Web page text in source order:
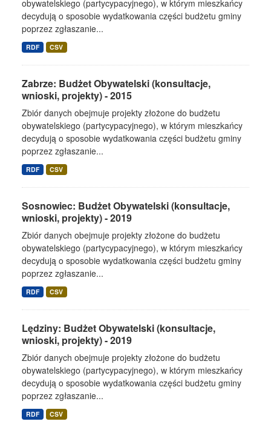
obywatelskiego (partycypacyjnego), w którym mieszkańcy
decydują o sposobie wydatkowania części budżetu gminy
poprzez zgłaszanie...
RDF CSV
Zabrze: Budżet Obywatelski (konsultacje,
wnioski, projekty) - 2015
Zbiór danych obejmuje projekty złożone do budżetu
obywatelskiego (partycypacyjnego), w którym mieszkańcy
decydują o sposobie wydatkowania części budżetu gminy
poprzez zgłaszanie...
RDF CSV
Sosnowiec: Budżet Obywatelski (konsultacje,
wnioski, projekty) - 2019
Zbiór danych obejmuje projekty złożone do budżetu
obywatelskiego (partycypacyjnego), w którym mieszkańcy
decydują o sposobie wydatkowania części budżetu gminy
poprzez zgłaszanie...
RDF CSV
Lędziny: Budżet Obywatelski (konsultacje,
wnioski, projekty) - 2019
Zbiór danych obejmuje projekty złożone do budżetu
obywatelskiego (partycypacyjnego), w którym mieszkańcy
decydują o sposobie wydatkowania części budżetu gminy
poprzez zgłaszanie...
RDF CSV